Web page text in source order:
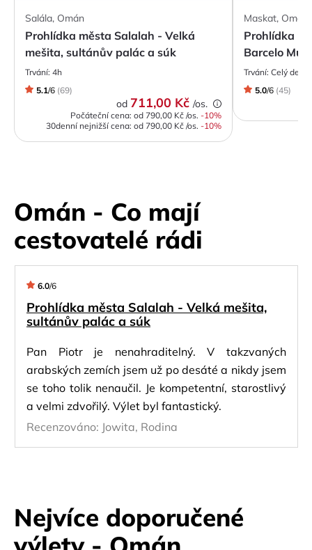
Salála, Omán
Prohlídka města Salalah - Velká
mešita, sultánův palác a súk
Trvání: 4h
5.1/6 (69)
od 711,00 Kč /os.
Počáteční cena: od 790,00 Kč /os. -10%
30denní nejnižší cena: od 790,00 Kč /os. -10%
Maskat, Omán
Prohlídka
Barcelo
Trvání: Celý den
5.0/6 (45)
Omán - Co mají
cestovatelé rádi
6.0/6
Prohlídka města Salalah - Velká mešita,
sultánův palác a súk
Pan Piotr je nenahraditelný. V takzvaných
arabských zemích jsem už po desáté a nikdy jsem
se toho tolik nenaučil. Je kompetentní, starostlivý
a velmi zdvořilý. Výlet byl fantastický.
Recenzováno: Jowita, Rodina
Nejvíce doporučené